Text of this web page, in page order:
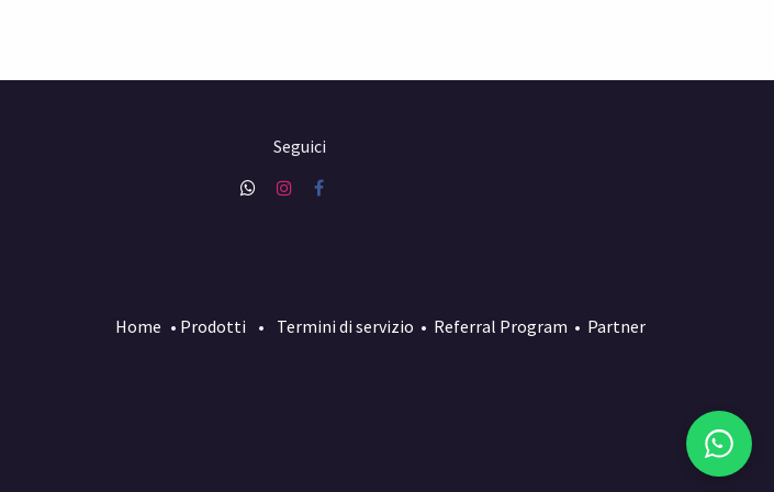
Seguici
Home • Prodotti • Termini di servizio • Referral Program • Partner